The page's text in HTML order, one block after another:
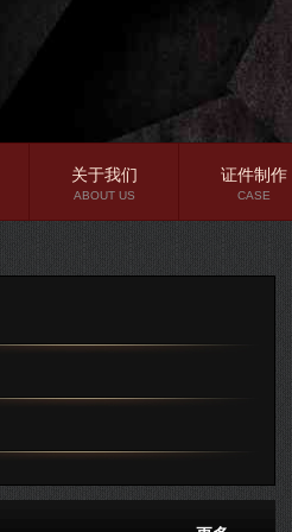
关于我们
ABOUT US
证件制作
CASE